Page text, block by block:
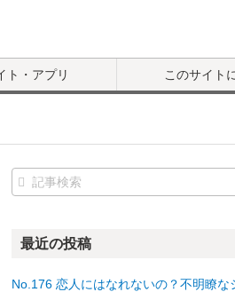
ト・アプリ このサイト
最近の投稿
No.176 恋人にはなれないの？不明瞭な